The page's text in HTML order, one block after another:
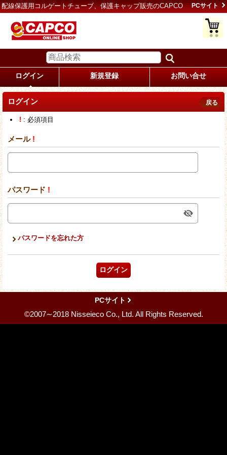
配線保護用コルゲートチューブ、保護キャップ販売のCAPCO PCサイト
ログイン 新規登録 お問い合せ
ログイン 戻る
! : 必須項目
メール !
パスワード !
パスワードを忘れた方
PCサイト
©2007∼2018 Nisseieco Co., Ltd. All Rights Reserved.